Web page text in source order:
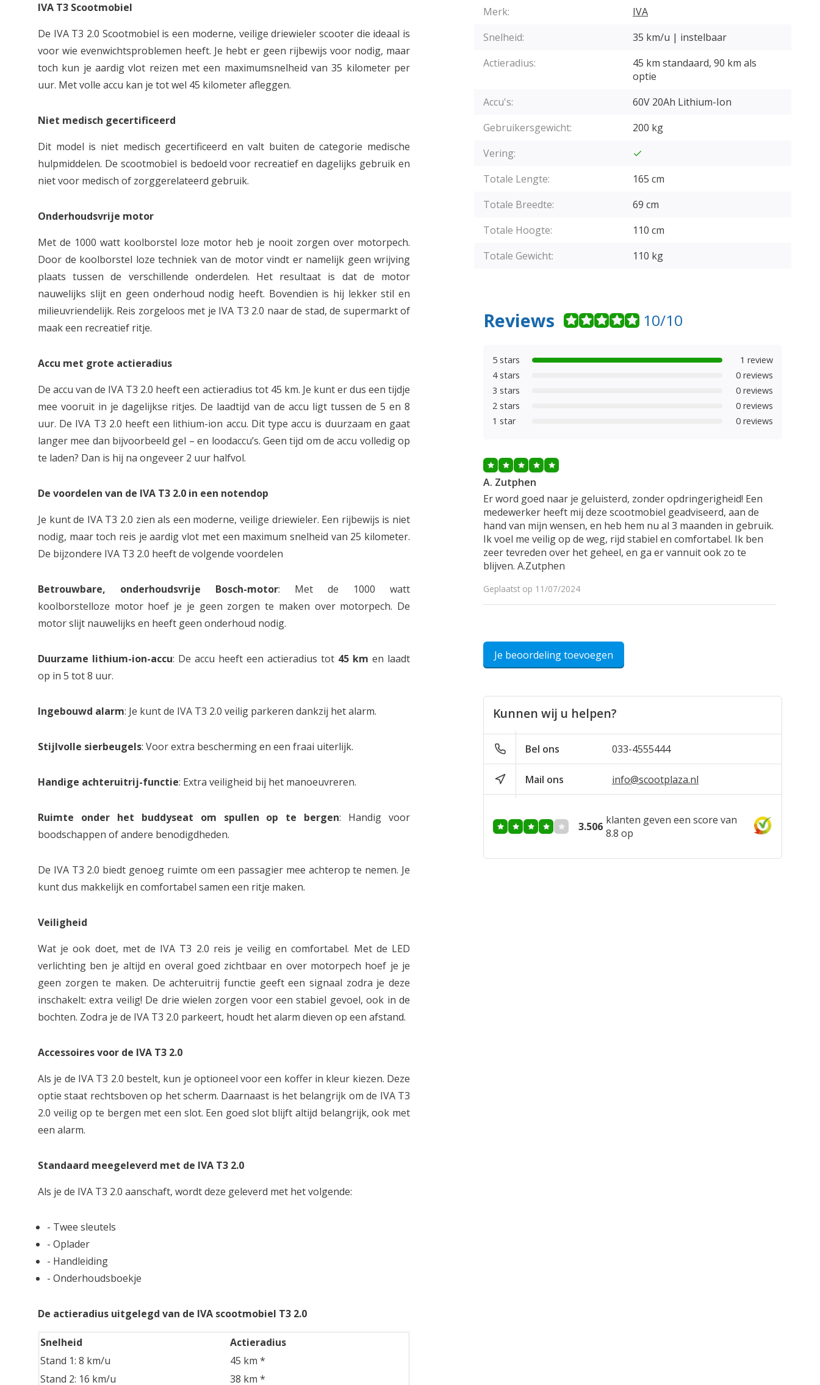
IVA T3 Scootmobiel
De IVA T3 2.0 Scootmobiel is een moderne, veilige driewieler scooter die ideaal is
voor wie evenwichtsproblemen heeft. Je hebt er geen rijbewijs voor nodig, maar
toch kun je aardig vlot reizen met een maximumsnelheid van 35 kilometer per
uur. Met volle accu kan je tot wel 45 kilometer afleggen.
Niet medisch gecertificeerd
Dit model is niet medisch gecertificeerd en valt buiten de categorie medische
hulpmiddelen. De scootmobiel is bedoeld voor recreatief en dagelijks gebruik en
niet voor medisch of zorggerelateerd gebruik.
Onderhoudsvrije motor
Met de 1000 watt koolborstel loze motor heb je nooit zorgen over motorpech.
Door de koolborstel loze techniek van de motor vindt er namelijk geen wrijving
plaats tussen de verschillende onderdelen. Het resultaat is dat de motor
nauwelijks slijt en geen onderhoud nodig heeft. Bovendien is hij lekker stil en
milieuvriendelijk. Reis zorgeloos met je IVA T3 2.0 naar de stad, de supermarkt of
maak een recreatief ritje.
Accu met grote actieradius
De accu van de IVA T3 2.0 heeft een actieradius tot 45 km. Je kunt er dus een tijdje
mee vooruit in je dagelijkse ritjes. De laadtijd van de accu ligt tussen de 5 en 8
uur. De IVA T3 2.0 heeft een lithium-ion accu. Dit type accu is duurzaam en gaat
langer mee dan bijvoorbeeld gel – en loodaccu’s. Geen tijd om de accu volledig op
te laden? Dan is hij na ongeveer 2 uur halfvol.
De voordelen van de IVA T3 2.0 in een notendop
Je kunt de IVA T3 2.0 zien als een moderne, veilige driewieler. Een rijbewijs is niet
nodig, maar toch reis je aardig vlot met een maximum snelheid van 25 kilometer.
De bijzondere IVA T3 2.0 heeft de volgende voordelen
Betrouwbare, onderhoudsvrije Bosch-motor: Met de 1000 watt
koolborstelloze motor hoef je je geen zorgen te maken over motorpech. De
motor slijt nauwelijks en heeft geen onderhoud nodig.
Duurzame lithium-ion-accu: De accu heeft een actieradius tot 45 km en laadt
op in 5 tot 8 uur.
Ingebouwd alarm: Je kunt de IVA T3 2.0 veilig parkeren dankzij het alarm.
Stijlvolle sierbeugels: Voor extra bescherming en een fraai uiterlijk.
Handige achteruitrij-functie: Extra veiligheid bij het manoeuvreren.
Ruimte onder het buddyseat om spullen op te bergen: Handig voor
boodschappen of andere benodigdheden.
De IVA T3 2.0 biedt genoeg ruimte om een passagier mee achterop te nemen. Je
kunt dus makkelijk en comfortabel samen een ritje maken.
Veiligheid
Wat je ook doet, met de IVA T3 2.0 reis je veilig en comfortabel. Met de LED
verlichting ben je altijd en overal goed zichtbaar en over motorpech hoef je je
geen zorgen te maken. De achteruitrij functie geeft een signaal zodra je deze
inschakelt: extra veilig! De drie wielen zorgen voor een stabiel gevoel, ook in de
bochten. Zodra je de IVA T3 2.0 parkeert, houdt het alarm dieven op een afstand.
Accessoires voor de IVA T3 2.0
Als je de IVA T3 2.0 bestelt, kun je optioneel voor een koffer in kleur kiezen. Deze
optie staat rechtsboven op het scherm. Daarnaast is het belangrijk om de IVA T3
2.0 veilig op te bergen met een slot. Een goed slot blijft altijd belangrijk, ook met
een alarm.
Standaard meegeleverd met de IVA T3 2.0
Als je de IVA T3 2.0 aanschaft, wordt deze geleverd met het volgende:
- Twee sleutels
- Oplader
- Handleiding
- Onderhoudsboekje
De actieradius uitgelegd van de IVA scootmobiel T3 2.0
Snelheid
Actieradius
Stand 1: 8 km/u
45 km *
Stand 2: 16 km/u
38 km *
Merk:
IVA
Snelheid:
35 km/u | instelbaar
Actieradius:
45 km standaard, 90 km als
optie
Accu's:
60V 20Ah Lithium-Ion
Gebruikersgewicht:
200 kg
Vering:
Totale Lengte:
165 cm
Totale Breedte:
69 cm
Totale Hoogte:
110 cm
Totale Gewicht:
110 kg
Reviews 10/10
5 stars
1 review
4 stars
0 reviews
3 stars
0 reviews
2 stars
0 reviews
1 star
0 reviews
A. Zutphen
Er word goed naar je geluisterd, zonder opdringerigheid! Een
medewerker heeft mij deze scootmobiel geadviseerd, aan de
hand van mijn wensen, en heb hem nu al 3 maanden in gebruik.
Ik voel me veilig op de weg, rijd stabiel en comfortabel. Ik ben
zeer tevreden over het geheel, en ga er vannuit ook zo te
blijven. A.Zutphen
Geplaatst op 11/07/2024
Je beoordeling toevoegen
Kunnen wij u helpen?
Bel ons 033-4555444
Mail ons info@scootplaza.nl
3.506 klanten geven een score van
8.8 op